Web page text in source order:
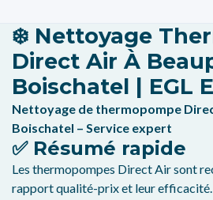
❄️ Nettoyage
Direct Air À
Boischatel | EGL
Nettoyage de thermopompe
Boischatel – Service expert
✅ Résumé rapide
Les thermopompes Direct Air sont
rapport qualité-prix et leur